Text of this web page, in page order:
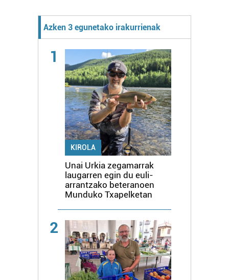
Azken 3 egunetako irakurrienak
1
KIROLA
Unai Urkia zegamarrak
laugarren egin du euli-
arrantzako beteranoen
Munduko Txapelketan
2